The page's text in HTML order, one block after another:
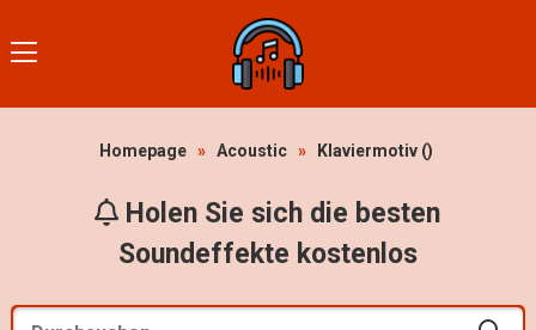
Homepage » Acoustic » Klaviermotiv ()
Holen Sie sich die besten
Soundeffekte kostenlos